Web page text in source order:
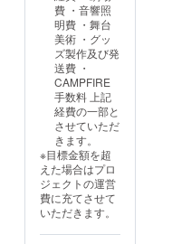
当日限
定品と
なりま
す◆ ★
クラウ
ドファ
ンディ
ング特
典とし
ての非
売品ポ
スト
カード
も一緒
にお渡
ししま
費 ・音響照
明費 ・舞台
美術 ・グッ
ズ製作及び発
送費 ・
CAMPFIRE
手数料 上記
経費の一部と
させていただ
きます。
※目標金額を超
えた場合はプロ
ジェクトの運営
費に充てさせて
いただきます。